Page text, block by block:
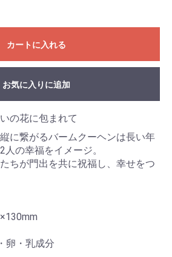
カートに入れる
お気に入りに追加
の花に包まれて
に繋がるバームクーヘンは長い年
の幸福をイメージ。
ちが門出を共に祝福し、幸せをつ
卵・乳成分